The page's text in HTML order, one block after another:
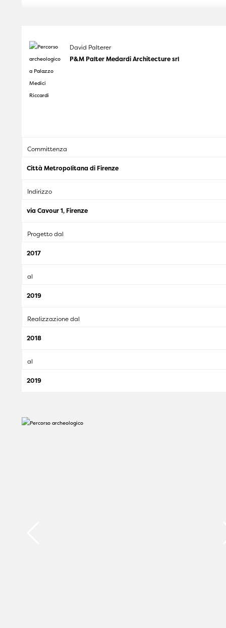
David Palterer
P&M Palter Medardi Architecture srl
Committenza
Città Metropolitana di Firenze
Indirizzo
via Cavour 1, Firenze
Progetto dal
2017
al
2019
Realizzazione dal
2018
al
2019